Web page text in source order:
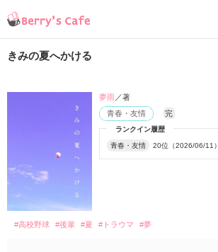
きみの夏へかける
ランクイン履歴
青春・友情 20位（2026/06/11）
青春・友情 完
夢雨／著
#高校野球 #後輩 #夏 #トラウマ #夢